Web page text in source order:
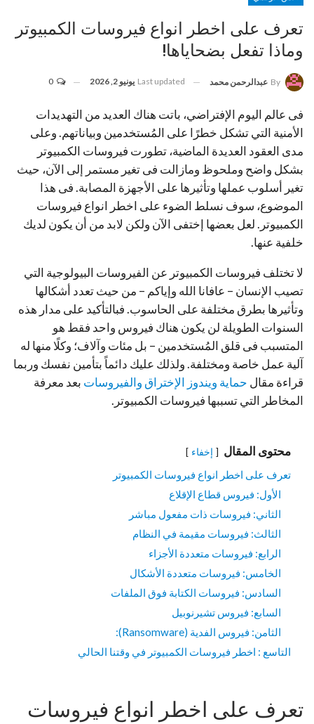
تعرف على اخطر انواع فيروسات الكمبيوتر
وماذا تفعل بضحاياها!
By عبدالرحمن محمد Last updated يونيو 2, 2026
فى عالم اليوم الإفتراضي، باتت هناك العديد من التهديدات
الأمنية التي تشكل خطرًا على المُستخدمين وبياناتهم. وعلى
مدى العقود العديدة الماضية، تطورت فيروسات الكمبيوتر
بشكل واضح وملحوظ ومازالت فى تغير مستمر إلى الآن، حيث
تغير أسلوب عملها وتأثيرها على الأجهزة المصابة. فى هذا
الموضوع، سوف نسلط الضوء على اخطر انواع فيروسات
الكمبيوتر. لعل بعضها إختفى الآن ولكن لابد من أن يكون لديك
خلفية عنها.
لا تختلف فيروسات الكمبيوتر عن الفيروسات البيولوجية التي
تصيب الإنسان – عافانا الله وإياكم – من حيث تعدد أشكالها
وتأثيرها بطرق مختلفة على الحاسوب. فبالتأكيد على مدار هذه
السنوات الطويلة لن يكون هناك فيروس واحد فقط هو
المتسبب فى قلق المُستخدمين – بل مئات وآلاف؛ وكلًا منها له
آلية عمل خاصة ومختلفة. ولذلك عليك دائماً بتأمين نفسك وربما
قراءة مقال حماية ويندوز الإختراق والفيروسات بعد معرفة
المخاطر التي تسببها فيروسات الكمبيوتر.
محتوى المقال إخفاء
تعرف على اخطر انواع فيروسات الكمبيوتر
الأول: فيروس قطاع الإقلاع
الثاني: فيروسات ذات مفعول مباشر
الثالث: فيروسات مقيمة في النظام
الرابع: فيروسات متعددة الأجزاء
الخامس: فيروسات متعددة الأشكال
السادس: فيروسات الكتابة فوق الملفات
السابع: فيروس تشيرنوبيل
الثامن: فيروس الفدية (Ransomware):
التاسع : اخطر فيروسات الكمبيوتر في وقتنا الحالي
تعرف على اخطر انواع فيروسات